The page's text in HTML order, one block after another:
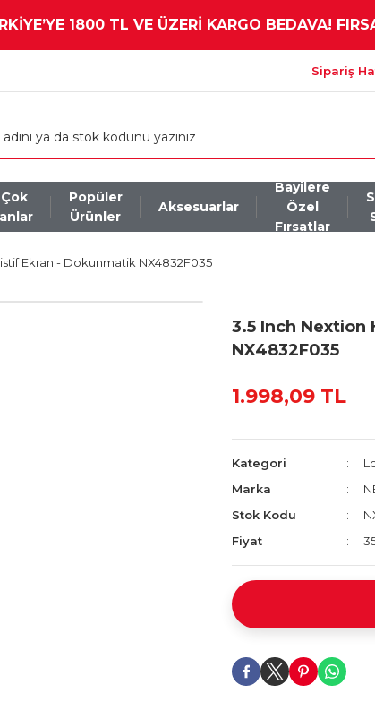
1800 TL VE ÜZERİ KARGO BEDAVA!
Sipariş
Popüler
Ürünler
Aksesuarlar
Bayilere
Özel
Fırsatlar
Ekran - Dokunmatik NX4832F035
3.5 Inch Nextion
NX4832F035
1.998,09 TL
Kategori
Marka
Stok Kodu
Fiyat